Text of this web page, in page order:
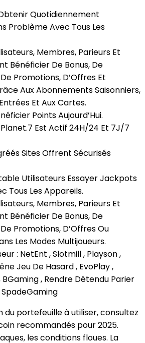
Quotidiennement
Problème Avec Tous Les
Membres, Parieurs Et
Bénéficier De Bonus, De
Promotions, D’Offres Et
Aux Abonnements Saisonniers,
Et Aux Cartes.
Points Aujourd’Hui.
Est Actif 24H/24 Et 7J/7
Sites Offrent Sécurisés
Utilisateurs Essayer Jackpots
Tous Les Appareils.
Membres, Parieurs Et
Bénéficier De Bonus, De
Promotions, D’Offres Ou
Les Modes Multijoueurs.
: NetEnt , Slotmill , Playson ,
Jeu De Hasard , EvoPlay ,
, Rendre Détendu Parier
du portefeuille à utiliser, consultez
recommandés pour 2025.
les conditions floues. La